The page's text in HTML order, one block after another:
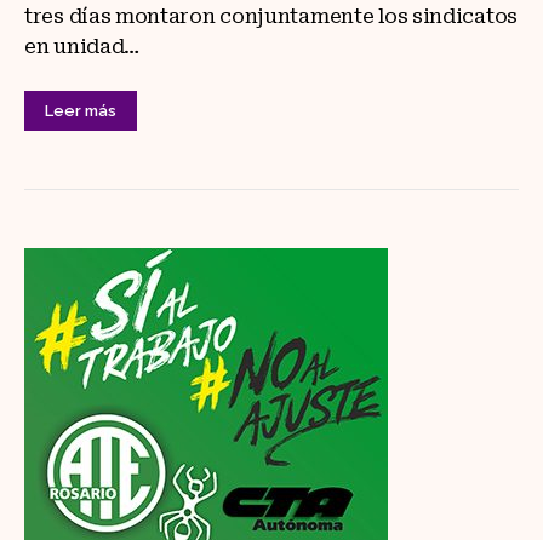
tres días montaron conjuntamente los sindicatos
en unidad…
Leer más